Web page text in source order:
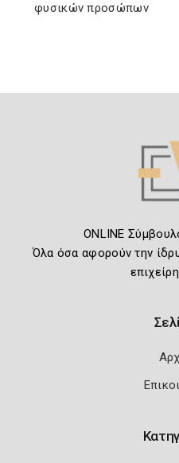
φυσικών προσώπων
ONLINE
Όλα όσα αφορούν την